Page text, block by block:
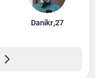
Danikr,27